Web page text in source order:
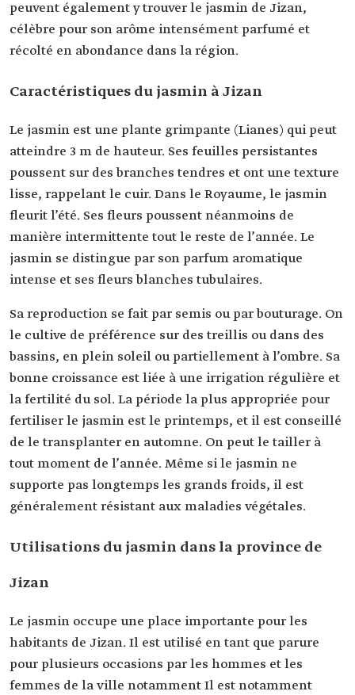
peuvent également y trouver le jasmin de Jizan,
célèbre pour son arôme intensément parfumé et
récolté en abondance dans la région.
Caractéristiques du jasmin à Jizan
Le jasmin est une plante grimpante (Lianes) qui peut
atteindre 3 m de hauteur. Ses feuilles persistantes
poussent sur des branches tendres et ont une texture
lisse, rappelant le cuir. Dans le Royaume, le jasmin
fleurit l’été. Ses fleurs poussent néanmoins de
manière intermittente tout le reste de l’année. Le
jasmin se distingue par son parfum aromatique
intense et ses fleurs blanches tubulaires.
Sa reproduction se fait par semis ou par bouturage. On
le cultive de préférence sur des treillis ou dans des
bassins, en plein soleil ou partiellement à l’ombre. Sa
bonne croissance est liée à une irrigation régulière et
la fertilité du sol. La période la plus appropriée pour
fertiliser le jasmin est le printemps, et il est conseillé
de le transplanter en automne. On peut le tailler à
tout moment de l’année. Même si le jasmin ne
supporte pas longtemps les grands froids, il est
généralement résistant aux maladies végétales.
Utilisations du jasmin dans la province de
Jizan
Le jasmin occupe une place importante pour les
habitants de Jizan. Il est utilisé en tant que parure
pour plusieurs occasions par les hommes et les
femmes de la ville notamment Il est notamment